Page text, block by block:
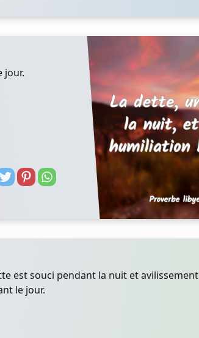
jour.
est souci pendant la nuit et avilissement
le jour.